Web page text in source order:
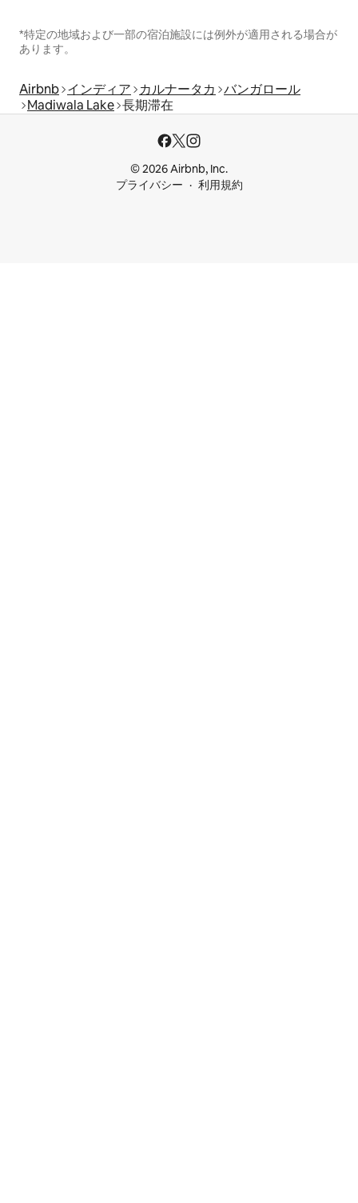
*特定の地域および一部の宿泊施設には例外が適用される場合が
あります。
Airbnb インディア カルナータカ バンガロール
Madiwala Lake 長期滞在
© 2026 Airbnb, Inc.
プライバシー
利用規約